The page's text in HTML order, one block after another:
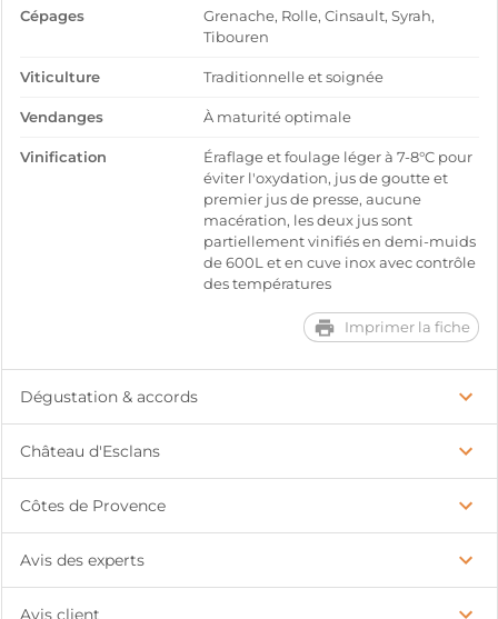
Cépages
Grenache, Rolle, Cinsault, Syrah,
Tibouren
Viticulture Traditionnelle et soignée
Vendanges À maturité optimale
Vinification
Éraflage et foulage léger à 7-8°C pour
éviter l'oxydation, jus de goutte et
premier jus de presse, aucune
macération, les deux jus sont
partiellement vinifiés en demi-muids
de 600L et en cuve inox avec contrôle
des températures
Imprimer la fiche
Dégustation & accords
Château d'Esclans
Côtes de Provence
Avis des experts
Avis client